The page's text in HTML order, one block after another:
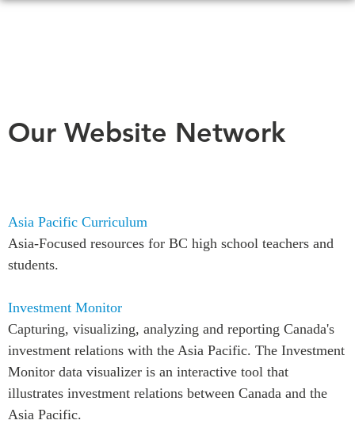
À PROPOS DE
NOUS
Qui nous sommes
Joignez-vous à nous
Transparence
Rapports Annuels
RECHERCHE
Tous les événements
CCEA
Balados
Vidéos
Communiqués
Nos Experts
Our Website Network
Asia Pacific Curriculum
Asia-Focused resources for BC high school teachers and
students.
Investment Monitor
Capturing, visualizing, analyzing and reporting Canada's
investment relations with the Asia Pacific. The Investment
Monitor data visualizer is an interactive tool that
illustrates investment relations between Canada and the
Asia Pacific.